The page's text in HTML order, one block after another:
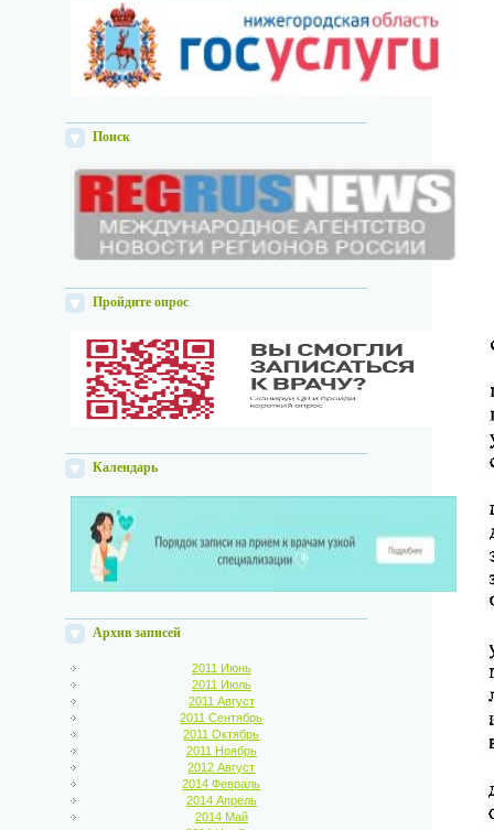
Поиск
Пройдите опрос
Календарь
Архив записей
2011 Июнь
2011 Июль
2011 Август
2011 Сентябрь
2011 Октябрь
2011 Ноябрь
2012 Август
2014 Февраль
2014 Апрель
2014 Май